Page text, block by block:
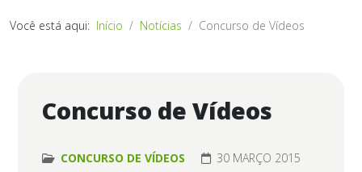
Você está aqui: Início Notícias Concurso de Vídeos
Concurso de Vídeos
CONCURSO DE VÍDEOS 30 MARÇO 2015